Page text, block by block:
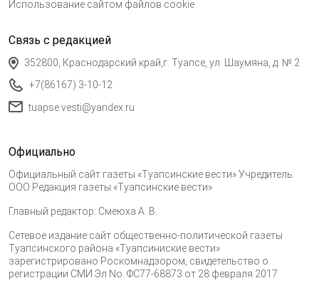
Использование сайтом файлов cookie
Связь с редакцией
352800, Краснодарский край,г. Туапсе, ул. Шаумяна, д. № 2
+7(86167) 3-10-12
tuapse.vesti@yandex.ru
Официально
Официальный сайт газеты «Туапсинские вести» Учредитель:
ООО Редакция газеты «Туапсинские вести»
Главный редактор: Смеюха А. В.
Сетевое издание сайт общественно-политической газеты
Туапсинского района «Туапсиниские вести»
зарегистрировано Роскомнадзором, свидетельство о
регистрации СМИ Эл No. ФС77-68873 от 28 февраля 2017